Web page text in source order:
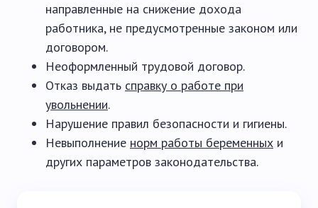
направленные на снижение дохода
работника, не предусмотренные законом или
договором.
Неоформленный трудовой договор.
Отказ выдать справку о работе при
увольнении.
Нарушение правил безопасности и гигиены.
Невыполнение норм работы беременных и
других параметров законодательства.